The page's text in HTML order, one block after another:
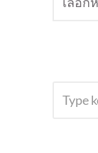
FOR: